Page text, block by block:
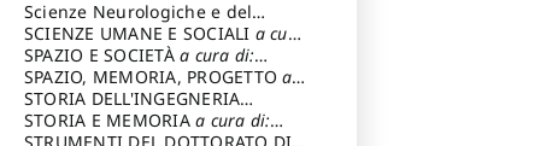
IMMAGINEa cura di: Fagiolo
Marcello
Scienze Neurologiche e del
Comportamento
SCIENZE UMANE E SOCIALI a cura
di: Iannizzi Salvatore
SPAZIO E SOCIETÀa cura di:
Cassetti Roberto
SPAZIO, MEMORIA, PROGETTOa
cura di: Rossi Massimo
STORIA DELL'INGEGNERIA
STRUTTURALE IN ITALIAa cura di:
STORIA E MEMORIAa cura di: